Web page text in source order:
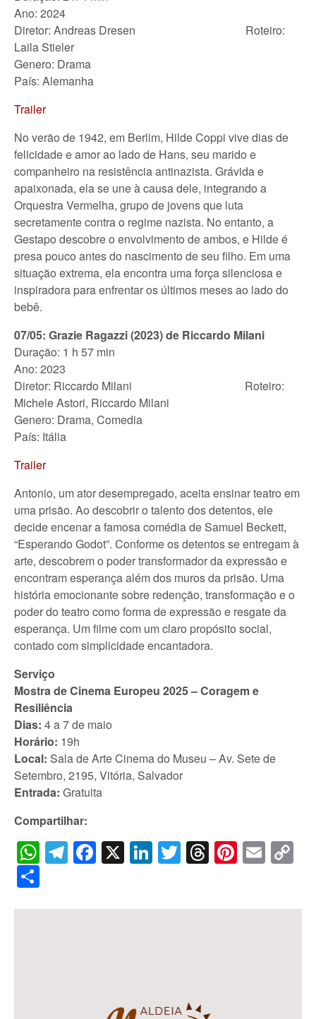
Ano: 2024
Diretor: Andreas Dresen Roteiro:
Laila Stieler
Genero: Drama
País: Alemanha
Trailer
No verão de 1942, em Berlim, Hilde Coppi vive dias de
felicidade e amor ao lado de Hans, seu marido e
companheiro na resistência antinazista. Grávida e
apaixonada, ela se une à causa dele, integrando a
Orquestra Vermelha, grupo de jovens que luta
secretamente contra o regime nazista. No entanto, a
Gestapo descobre o envolvimento de ambos, e Hilde é
presa pouco antes do nascimento de seu filho. Em uma
situação extrema, ela encontra uma força silenciosa e
inspiradora para enfrentar os últimos meses ao lado do
bebê.
07/05: Grazie Ragazzi (2023) de Riccardo Milani
Duração: 1 h 57 min
Ano: 2023
Diretor: Riccardo Milani Roteiro:
Michele Astori, Riccardo Milani
Genero: Drama, Comedia
País: Itália
Trailer
Antonio, um ator desempregado, aceita ensinar teatro em
uma prisão. Ao descobrir o talento dos detentos, ele
decide encenar a famosa comédia de Samuel Beckett,
“Esperando Godot”. Conforme os detentos se entregam à
arte, descobrem o poder transformador da expressão e
encontram esperança além dos muros da prisão. Uma
história emocionante sobre redenção, transformação e o
poder do teatro como forma de expressão e resgate da
esperança. Um filme com um claro propósito social,
contado com simplicidade encantadora.
Serviço
Mostra de Cinema Europeu 2025 – Coragem e
Resiliência
Dias: 4 a 7 de maio
Horário: 19h
Local: Sala de Arte Cinema do Museu – Av. Sete de
Setembro, 2195, Vitória, Salvador
Entrada: Gratuita
Compartilhar:
WhatsApp
Telegram
Facebook
X LinkedIn
Twitter
Threads